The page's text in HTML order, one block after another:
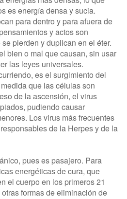
es energía densa y sucia.
para dentro y para afuera de
y actos son
pierden y duplican en el éter.
bien o mal que causan, sin usar
las leyes universales.
es el surgimiento del
que las células son
de la ascensión, el virus
pudiendo causar
Los virus más frecuentes
de la Herpes y de la
pues es pasajero. Para
energéticas de cura, que
el cuerpo en los primeros 21
formas de eliminación de